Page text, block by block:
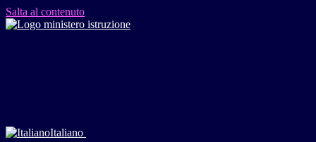
Salta al contenuto
Italiano